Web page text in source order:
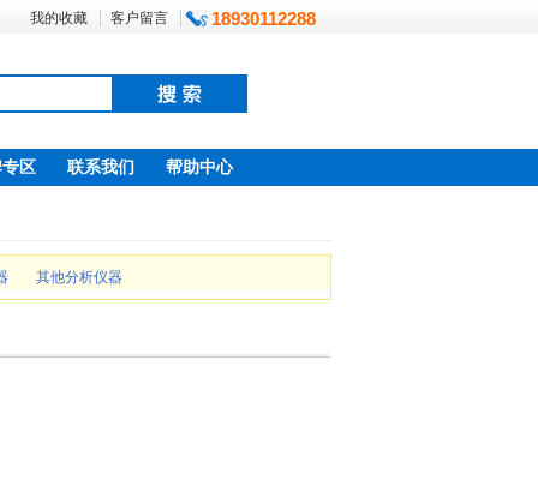
18930112288
我的收藏 客户留言
区 联系我们 帮助中心
其他分析仪器